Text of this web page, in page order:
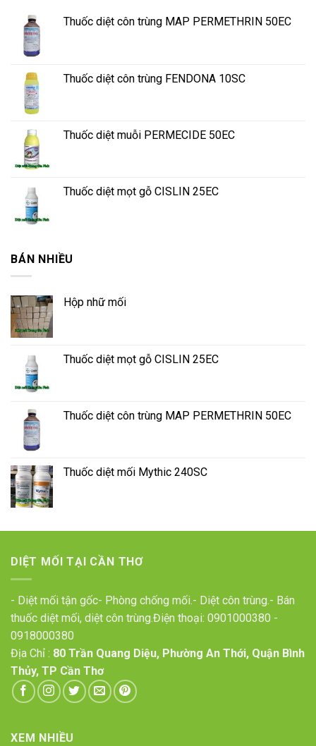
Thuốc diệt côn trùng MAP PERMETHRIN 50EC
Thuốc diệt côn trùng FENDONA 10SC
Thuốc diệt muỗi PERMECIDE 50EC
Thuốc diệt mọt gỗ CISLIN 25EC
BÁN NHIỀU
Hộp nhữ mối
Thuốc diệt mọt gỗ CISLIN 25EC
Thuốc diệt côn trùng MAP PERMETHRIN 50EC
Thuốc diệt mối Mythic 240SC
DIỆT MỐI TẠI CẦN THƠ
- Diệt mối tận gốc- Phòng chống mối.- Diệt côn trùng.- Bán
thuốc diệt mối, diệt côn trùng.Điện thoại: 0901000380 -
0918000380
Địa Chỉ : 80 Trần Quang Diệu, Phường An Thới, Quận Bình
Thủy, TP Cần Thơ
XEM NHIỀU